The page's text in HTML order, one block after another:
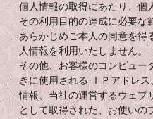
個人情報の取得にあたり、個
その利用目的の達成に必要な
あらかじめご本人の同意を得
人情報を利用いたしません。
その他、お客様のコンピュー
きに使用される ＩＰアドレ
情報、当社の運営するウェブ
として取得された、お使いの